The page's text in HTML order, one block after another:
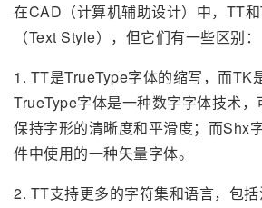
在CAD（计算机辅助设计）中，TT
（Text Style），但它们有一些区别：
1. TT是TrueType字体的缩写，而TK
TrueType字体是一种数字字体技术
保持字形的清晰度和平滑度；而Shx
件中使用的一种矢量字体。
2. TT支持更多的字符集和语言，包